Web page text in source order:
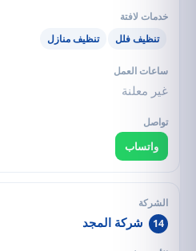
تنظيف فلل تنظيف منازل
غير معلنة
واتساب
14 شركة المجد